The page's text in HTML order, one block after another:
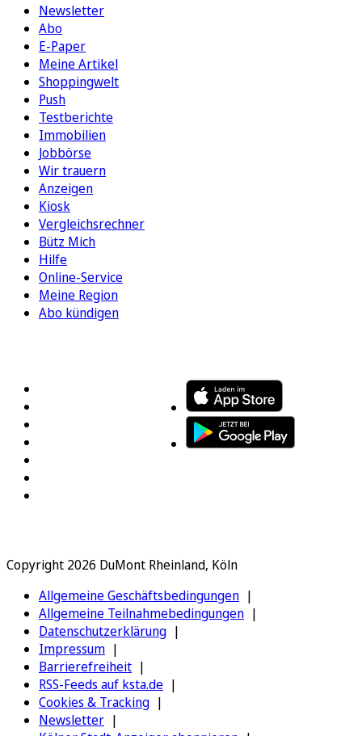
Newsletter
Abo
E-Paper
Meine Artikel
Shoppingwelt
Push
Testberichte
Immobilien
Jobbörse
Wir trauern
Anzeigen
Kiosk
Vergleichsrechner
Bütz Mich
Hilfe
Online-Service
Meine Region
Abo kündigen
Copyright 2026 DuMont Rheinland, Köln
Allgemeine Geschäftsbedingungen
Allgemeine Teilnahmebedingungen
Datenschutzerklärung
Impressum
Barrierefreiheit
RSS-Feeds auf ksta.de
Cookies & Tracking
Newsletter